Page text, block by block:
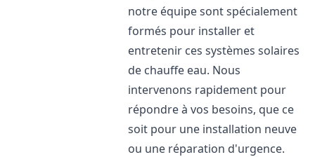
notre équipe sont spécialement
formés pour installer et
entretenir ces systèmes solaires
de chauffe eau. Nous
intervenons rapidement pour
répondre à vos besoins, que ce
soit pour une installation neuve
ou une réparation d'urgence.